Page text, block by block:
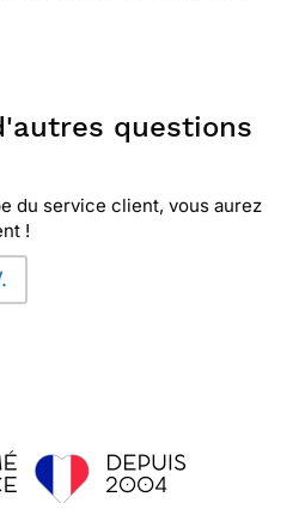
questions
du service client, vous aurez
!